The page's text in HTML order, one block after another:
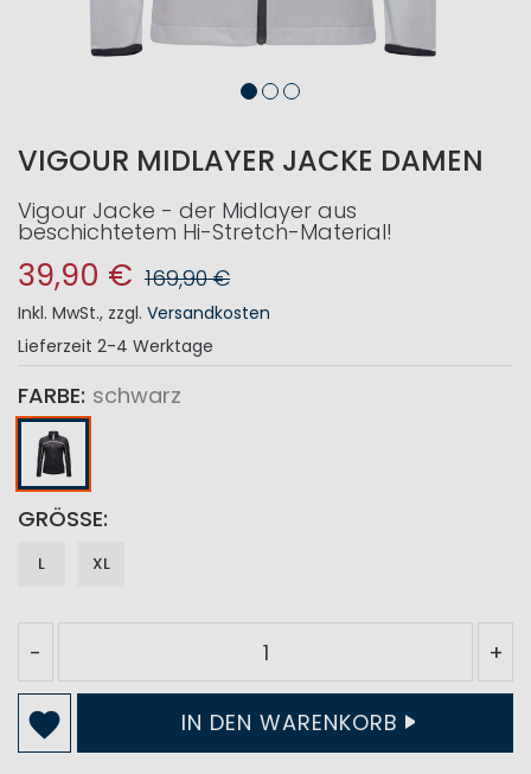
VIGOUR MIDLAYER JACKE DAMEN
Vigour Jacke - der Midlayer aus
beschichtetem Hi-Stretch-Material!
39,90 € 169,90 €
Inkl. MwSt., zzgl. Versandkosten
Lieferzeit 2-4 Werktage
FARBE schwarz
GRÖSSE
L XL
- +
IN DEN WARENKORB